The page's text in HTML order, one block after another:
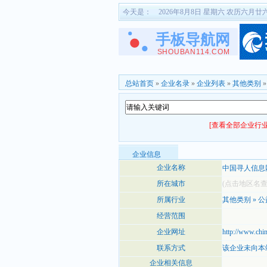
今天是： 2026年8月8日 星期六 农历六月廿
总站首页 » 企业名录 » 企业列表 » 其他类别
[查看全部企业行
企业信息
企业名称
中国寻人信息
所在城市
(点击地区名
所属行业
其他类别 » 公
经营范围
企业网址
http://
联系方式
该企业未向
企业相关信息